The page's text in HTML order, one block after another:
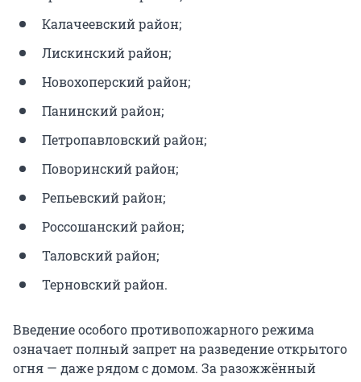
Калачеевский район;
Лискинский район;
Новохоперский район;
Панинский район;
Петропавловский район;
Поворинский район;
Репьевский район;
Россошанский район;
Таловский район;
Терновский район.
Введение особого противопожарного режима
означает полный запрет на разведение открытого
огня — даже рядом с домом. За разожжённый